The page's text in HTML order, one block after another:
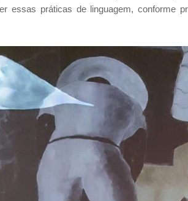
essas práticas de linguagem, conforme